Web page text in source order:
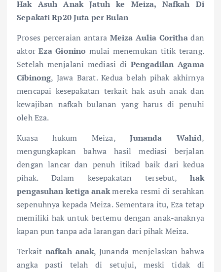
Hak Asuh Anak Jatuh ke Meiza, Nafkah Di
Sepakati Rp20 Juta per Bulan
Proses perceraian antara Meiza Aulia Corithadan
aktorEza Gionino mulai menemukan titik terang.
Setelah menjalani mediasi di Pengadilan Agama
Cibinong, Jawa Barat. Kedua belah pihak akhirnya
mencapai kesepakatan terkait hak asuh anak dan
kewajiban nafkah bulanan yang harus di penuhi
oleh Eza.
Kuasa hukum Meiza,Junanda Wahid,
mengungkapkan bahwa hasil mediasi berjalan
dengan lancar dan penuh itikad baik dari kedua
pihak. Dalam kesepakatan tersebut,hak
pengasuhan ketiga anakmereka resmi di serahkan
sepenuhnya kepada Meiza. Sementara itu, Eza tetap
memiliki hak untuk bertemu dengan anak-anaknya
kapan pun tanpa ada larangan dari pihak Meiza.
Terkait nafkah anak, Junanda menjelaskan bahwa
angka pasti telah di setujui, meski tidak di